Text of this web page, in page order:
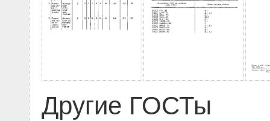
Другие ГОСТы